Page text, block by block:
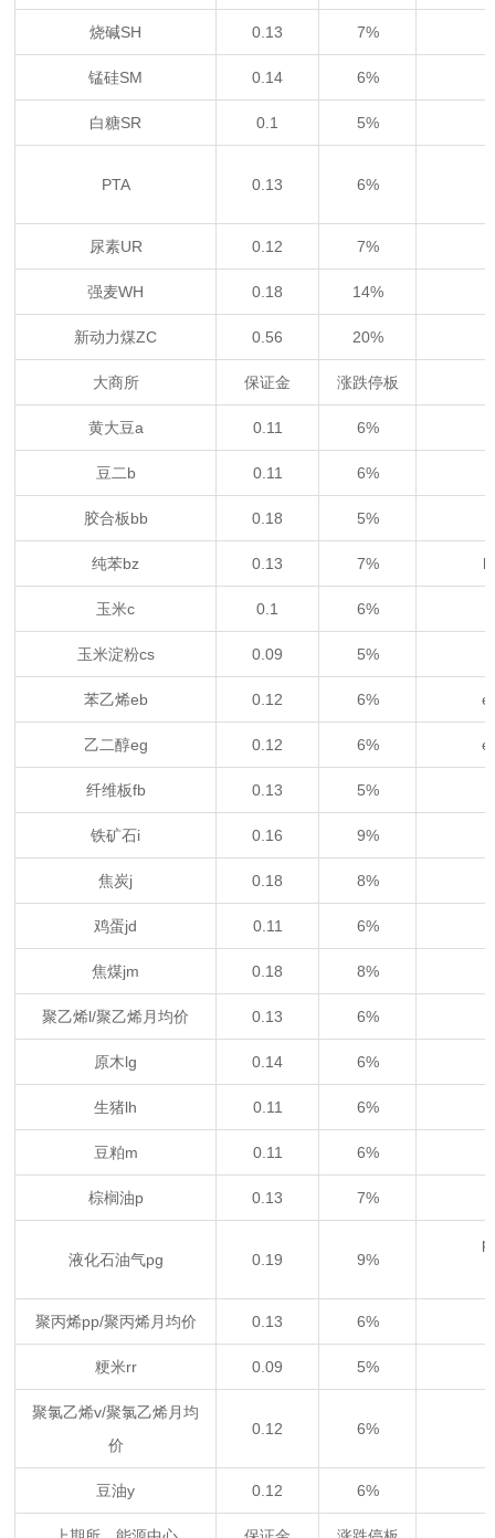
烧碱SH 0.13 7%
锰硅SM 0.14 6%
白糖SR 0.1 5%
PTA 0.13
6%
尿素UR 0.12 7%
强麦WH 0.18 14%
新动力煤ZC 0.56 20%
大商所 保证金 涨跌停板
黄大豆a 0.11 6%
豆二b 0.11 6%
胶合板bb 0.18 5%
纯苯bz 0.13 7%
玉米c 0.1 6%
玉米淀粉cs 0.09 5%
苯乙烯eb 0.12 6%
乙二醇eg 0.12 6%
纤维板fb 0.13 5%
铁矿石i 0.16 9%
焦炭j 0.18 8%
鸡蛋jd 0.11 6%
焦煤jm 0.18 8%
聚乙烯l/聚乙烯月均价 0.13 6%
原木lg 0.14 6%
生猪lh 0.11 6%
豆粕m 0.11 6%
棕榈油p 0.13 7%
液化石油气pg 0.19 9%
聚丙烯pp/聚丙烯月均价 0.13 6%
粳米rr 0.09 5%
聚氯乙烯v/聚氯乙烯月均
价
0.12 6%
豆油y 0.12 6%